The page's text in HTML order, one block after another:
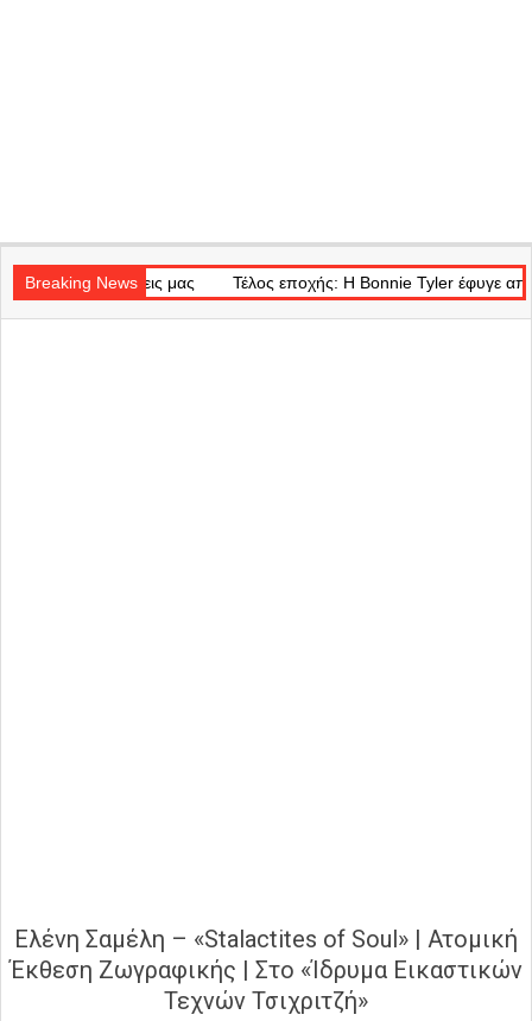
Navigation
Menu
Breaking News
μας Τέλος εποχής: Η Bonnie Tyler έφυγε από τη ζωή στα 75
Ελένη Σαμέλη – «Stalactites of Soul» | Ατομική
Έκθεση Ζωγραφικής | Στο «Ίδρυμα Εικαστικών
Τεχνών Τσιχριτζή»